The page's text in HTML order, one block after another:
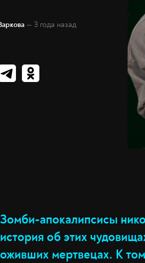
— 3 года назад
Зомби-апокалипсисы
история об этих
оживших мертвецах. К